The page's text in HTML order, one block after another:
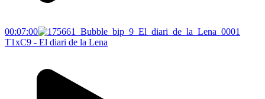
00:07:00
T1xC9 - El diari de la Lena